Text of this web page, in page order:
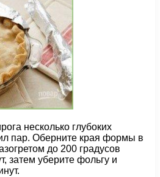
несколько глубоких
пар. Оберните края формы в
до 200 градусов
затем уберите фольгу и